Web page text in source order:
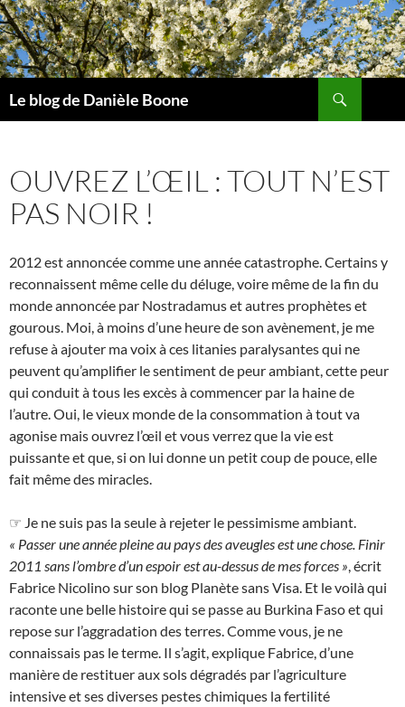
Aller
au
contenu
Le blog de Danièle Boone
OUVREZ L’ŒIL : TOUT N’EST
PAS NOIR !
2012 est annoncée comme une année catastrophe. Certains y
reconnaissent même celle du déluge, voire même de la fin du
monde annoncée par Nostradamus et autres prophètes et
gourous. Moi, à moins d’une heure de son avènement, je me
refuse à ajouter ma voix à ces litanies paralysantes qui ne
peuvent qu’amplifier le sentiment de peur ambiant, cette peur
qui conduit à tous les excès à commencer par la haine de
l’autre. Oui, le vieux monde de la consommation à tout va
agonise mais ouvrez l’œil et vous verrez que la vie est
puissante et que, si on lui donne un petit coup de pouce, elle
fait même des miracles.
☞ Je ne suis pas la seule à rejeter le pessimisme ambiant.
« Passer une année pleine au pays des aveugles est une chose. Finir
2011 sans l’ombre d’un espoir est au-dessus de mes forces » , écrit
Fabrice Nicolino sur son blog Planète sans Visa. Et le voilà qui
raconte une belle histoire qui se passe au Burkina Faso et qui
repose sur l’aggradation des terres. Comme vous, je ne
connaissais pas le terme. Il s’agit, explique Fabrice, d’une
manière de restituer aux sols dégradés par l’agriculture
intensive et ses diverses pestes chimiques la fertilité